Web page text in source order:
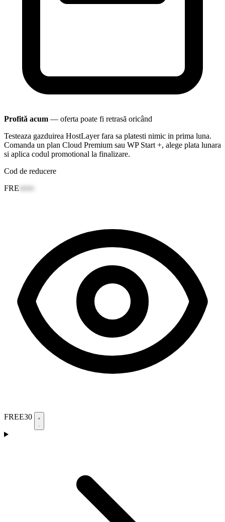
Profită acum — oferta poate fi retrasă oricând
Testeaza gazduirea HostLayer fara sa platesti nimic in prima luna.
Comanda un plan Cloud Premium sau WP Start +, alege plata lunara
si aplica codul promotional la finalizare.
Cod de reducere
FRE •••••
FREE30